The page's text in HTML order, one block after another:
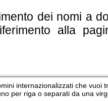
dei nomi a
alla
internazionalizzati che vuoi
per riga o separati da una